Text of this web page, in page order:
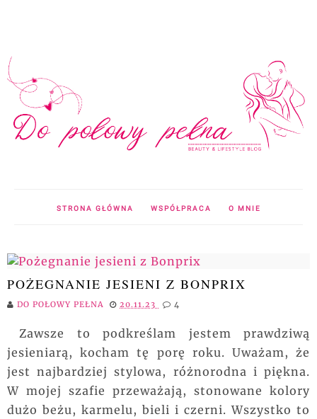
STRONA GŁÓWNA WSPÓŁPRACA O MNIE
POŻEGNANIE JESIENI Z BONPRIX
DO POŁOWY PEŁNA 20.11.23 4
Zawsze to podkreślam jestem prawdziwą
jesieniarą, kocham tę porę roku. Uważam, że
jest najbardziej stylowa, różnorodna i piękna.
W mojej szafie przeważają, stonowane kolory
dużo beżu, karmelu, bieli i czerni. Wszystko to